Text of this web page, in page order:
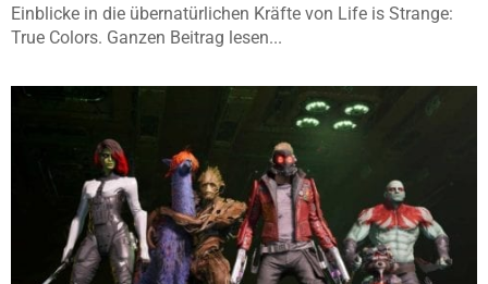
Einblicke in die übernatürlichen Kräfte von Life is Strange:
True Colors. Ganzen Beitrag lesen...